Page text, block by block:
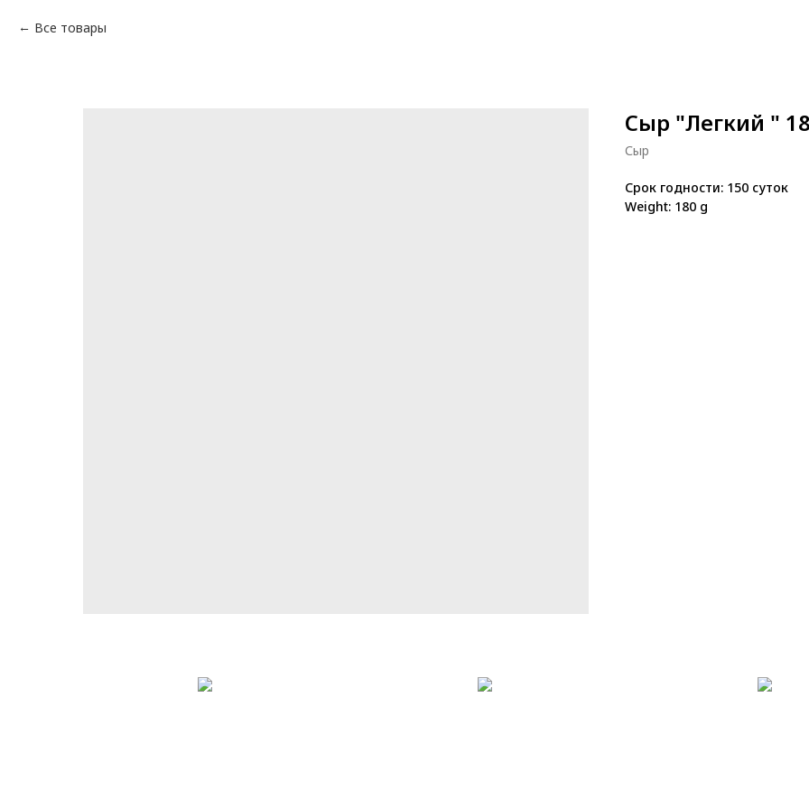
Все товары
Сыр "Легкий "
Сыр
Срок годности: 150 суток
Weight: 180 g